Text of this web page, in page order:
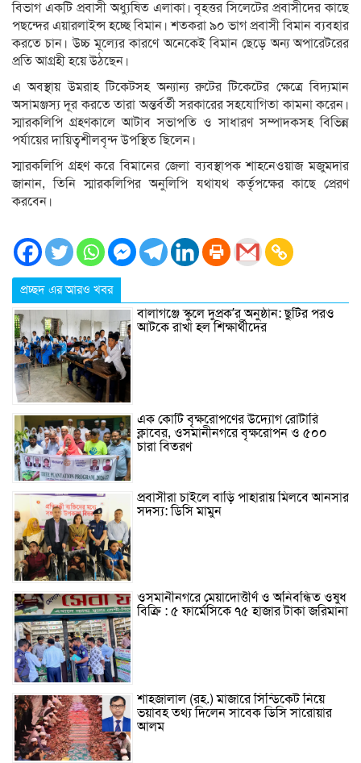
বিভাগ একটি প্রবাসী অধ্যুষিত এলাকা। বৃহত্তর সিলেটের প্রবাসীদের কাছে
পছন্দের এয়ারলাইন্স হচ্ছে বিমান। শতকরা ৯০ ভাগ প্রবাসী বিমান ব্যবহার
করতে চান। উচ্চ মূল্যের কারণে অনেকেই বিমান ছেড়ে অন্য অপারেটরের
প্রতি আগ্রহী হয়ে উঠছেন।
এ অবস্থায় উমরাহ টিকেটসহ অন্যান্য রুটের টিকেটের ক্ষেত্রে বিদ্যমান
অসামঞ্জস্য দূর করতে তারা অন্তর্বর্তী সরকারের সহযোগিতা কামনা করেন।
স্মারকলিপি গ্রহণকালে আটাব সভাপতি ও সাধারণ সম্পাদকসহ বিভিন্ন
পর্যায়ের দায়িত্বশীলবৃন্দ উপস্থিত ছিলেন।
স্মারকলিপি গ্রহণ করে বিমানের জেলা ব্যবস্থাপক শাহনেওয়াজ মজুমদার
জানান, তিনি স্মারকলিপির অনুলিপি যথাযথ কর্তৃপক্ষের কাছে প্রেরণ
করবেন।
প্রচ্ছদ এর আরও খবর
বালাগঞ্জে স্কুলে দুপ্রক’র অনুষ্ঠান: ছুটির পরও
আটকে রাখা হল শিক্ষার্থীদের
এক কোটি বৃক্ষরোপণের উদ্যোগ রোটারি
ক্লাবের, ওসমানীনগরে বৃক্ষরোপন ও ৫০০
চারা বিতরণ
প্রবাসীরা চাইলে বাড়ি পাহারায় মিলবে আনসার
সদস্য: ডিসি মামুন
ওসমানীনগরে মেয়াদোত্তীর্ণ ও অনিবন্ধিত ওষুধ
বিক্রি : ৫ ফার্মেসিকে ৭৫ হাজার টাকা জরিমানা
শাহজালাল (রহ.) মাজারে সিন্ডিকেট নিয়ে
ভয়াবহ তথ্য দিলেন সাবেক ডিসি সারোয়ার
আলম